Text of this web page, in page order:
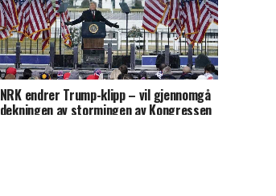
NRK endrer Trump-klipp – vil gjennomgå
dekningen av stormingen av Kongressen